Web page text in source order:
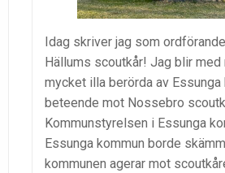
Idag skriver jag som
Hällums scoutkår! Jag blir med
mycket illa berörda av Essunga
beteende mot Nossebro
Kommunstyrelsen i Essunga
Essunga kommun borde
kommunen agerar mot